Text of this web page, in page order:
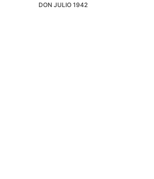
DON JULIO 1942